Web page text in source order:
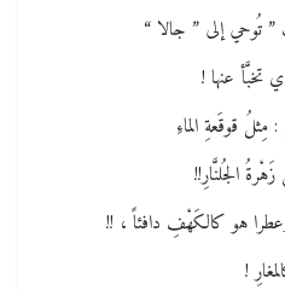
” تُوحي إلى ” جالا “
تخبَّأ عنها !
قوقَعةِ الماءِ
الجُلنَّارِ!!
هو كالكَهْفِ دافئاً ، !!
!